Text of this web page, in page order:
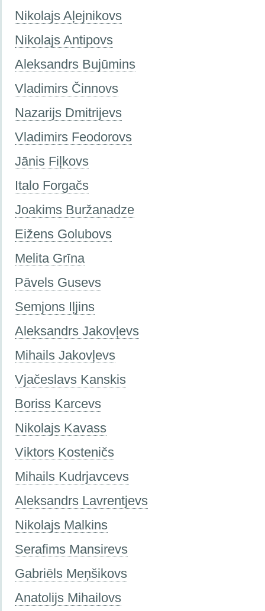
Nikolajs Aļejnikovs
Nikolajs Antipovs
Aleksandrs Bujūmins
Vladimirs Činnovs
Nazarijs Dmitrijevs
Vladimirs Feodorovs
Jānis Fiļkovs
Italo Forgačs
Joakims Buržanadze
Eižens Golubovs
Melita Grīna
Pāvels Gusevs
Semjons Iļjins
Aleksandrs Jаkovļevs
Mihails Jakovļevs
Vjačeslavs Kanskis
Boriss Karcevs
Nikolajs Kavass
Viktors Kosteničs
Mihails Kudrjavcevs
Aleksandrs Lavrentjevs
Nikolajs Malkins
Serafims Mansirevs
Gabriēls Meņšikovs
Anatolijs Mihailovs